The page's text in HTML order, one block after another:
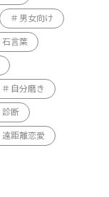
男女向け
石言葉
自分磨き
診断
遠距離恋愛